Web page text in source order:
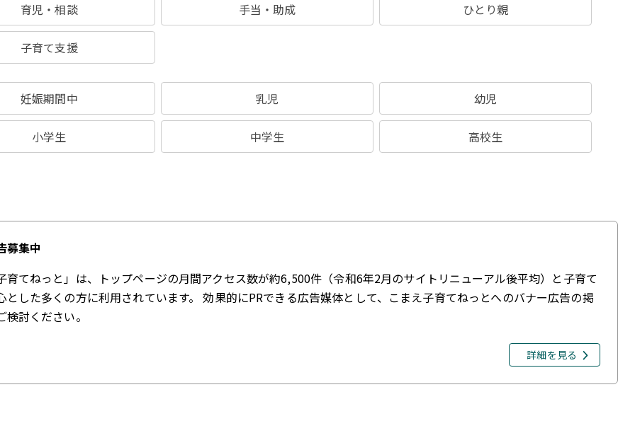
育児・相談 手当・助成 ひとり親
子育て支援
妊娠期間中 乳児 幼児
小学生 中学生 高校生
募集中
育てねっと」は、トップページの月間アクセス数が約6,500件（令和6年2月のサイトリニューアル後平均）と子育て
とした多くの方に利用されています。 効果的にPRできる広告媒体として、こまえ子育てねっとへのバナー広告の掲
討ください。
詳細を見る